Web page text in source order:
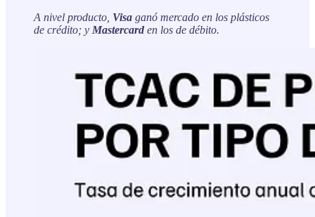
A nivel producto, Visa ganó mercado en los plásticos
de crédito; y Mastercard en los de débito.